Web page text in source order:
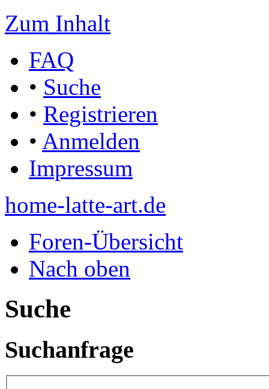
Zum Inhalt
FAQ
• Suche
• Registrieren
• Anmelden
Impressum
home-latte-art.de
Foren-Übersicht
Nach oben
Suche
Suchanfrage